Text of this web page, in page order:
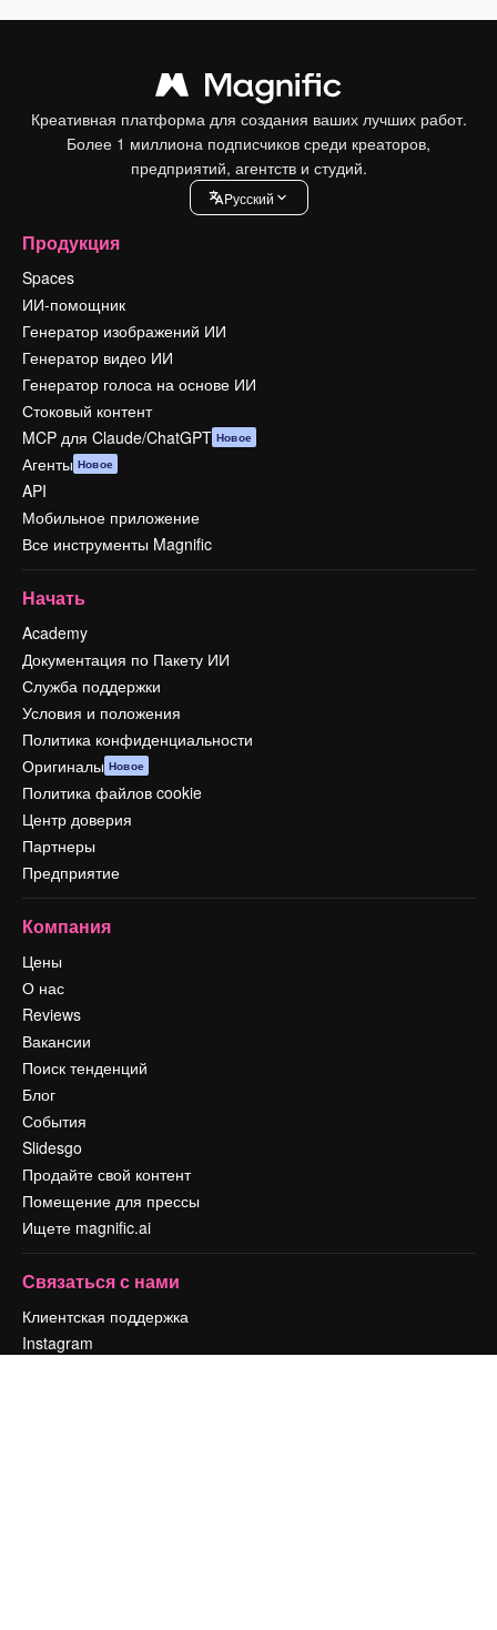
Креативная платформа для создания ваших лучших работ.
Более 1 миллиона подписчиков среди креаторов,
предприятий, агентств и студий.
Pусский
Продукция
Spaces
ИИ-помощник
Генератор изображений ИИ
Генератор видео ИИ
Генератор голоса на основе ИИ
Стоковый контент
MCP для Claude/ChatGPT Новое
Агенты Новое
API
Мобильное приложение
Все инструменты Magnific
Начать
Academy
Документация по Пакету ИИ
Служба поддержки
Условия и положения
Политика конфиденциальности
Оригиналы Новое
Политика файлов cookie
Центр доверия
Партнеры
Предприятие
Компания
Цены
О нас
Reviews
Вакансии
Поиск тенденций
Блог
События
Slidesgo
Продайте свой контент
Помещение для прессы
Ищете magnific.ai
Связаться с нами
Клиентская поддержка
Instagram